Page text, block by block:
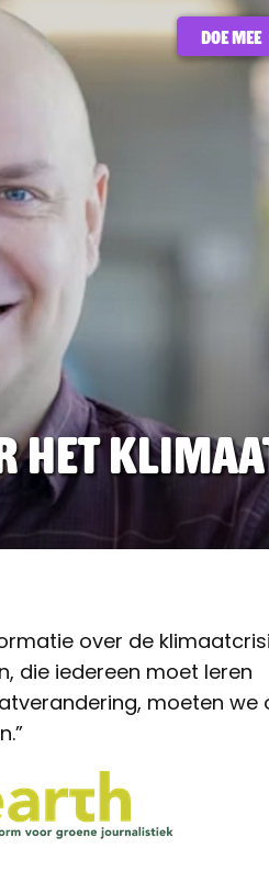
Doe mee
het
over de
die iedereen moet leren
moeten we